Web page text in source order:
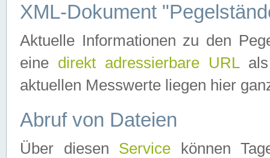
XML-Dokument
Aktuelle Informationen zu den
eine direkt adressierbare URLals
aktuellen Messwerte liegen hier
Abruf von Dateien
Über diesen Service können